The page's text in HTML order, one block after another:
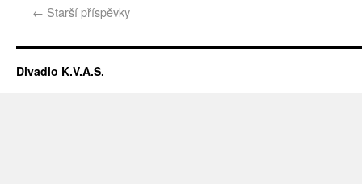
← Starší příspěvky
Divadlo K.V.A.S.